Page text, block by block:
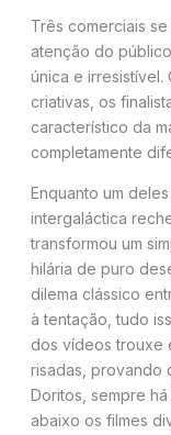
Três comerciais
atenção do
única e irresistível.
criativas, os
característico da
completamente
Enquanto um
intergaláctica
transformou um
hilária de puro
dilema clássico
à tentação, tudo
dos vídeos trouxe
risadas, provando
Doritos, sempre
abaixo os filmes